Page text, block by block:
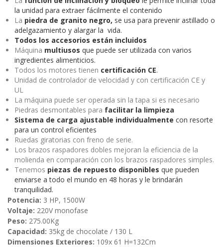
la unidad para extraer fácilmente el contenido
La piedra de granito negro, se usa para prevenir astillado o
adelgazamiento y alargar la vida.
Todos los accesorios están incluidos
Máquina multiusos que puede ser utilizada con varios
ingredientes alimenticios.
Todos los motores tienen certificación CE.
Unidad de controlador de velocidad y con certificación CE y
UL
La máquina puede ser operada sin la tapa si es necesario
Piedras desmontables para facilitar la limpieza
Sistema de carga ajustable individualmente con resorte
para un control eficientes
Ruedas giratorias con freno de serie.
Los brazos raspadores dobles mejoran la eficiencia de la
molienda en comparación con los brazos raspadores simples.
Tenemos piezas de repuesto disponibles que pueden
enviarse a todo el mundo en 48 horas y le brindarán
tranquilidad.
Potencia: 3 HP, 1500W
Voltaje: 220V monofase
Peso: 275.00Kg
Capacidad: 35kg de chocolate / 130 L
Dimensiones Exteriores: 109x 61 H=132Cm